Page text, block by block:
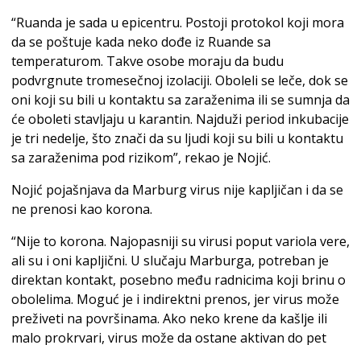
“Ruanda je sada u epicentru. Postoji protokol koji mora
da se poštuje kada neko dođe iz Ruande sa
temperaturom. Takve osobe moraju da budu
podvrgnute tromesečnoj izolaciji. Oboleli se leče, dok se
oni koji su bili u kontaktu sa zaraženima ili se sumnja da
će oboleti stavljaju u karantin. Najduži period inkubacije
je tri nedelje, što znači da su ljudi koji su bili u kontaktu
sa zaraženima pod rizikom”, rekao je Nojić.
Nojić pojašnjava da Marburg virus nije kapljičan i da se
ne prenosi kao korona.
“Nije to korona. Najopasniji su virusi poput variola vere,
ali su i oni kapljični. U slučaju Marburga, potreban je
direktan kontakt, posebno među radnicima koji brinu o
obolelima. Moguć je i indirektni prenos, jer virus može
preživeti na površinama. Ako neko krene da kašlje ili
malo prokrvari, virus može da ostane aktivan do pet